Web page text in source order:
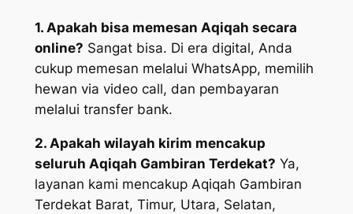
1. Apakah bisa memesan Aqiqah secara
online? Sangat bisa. Di era digital, Anda
cukup memesan melalui WhatsApp, memilih
hewan via video call, dan pembayaran
melalui transfer bank.
2. Apakah wilayah kirim mencakup
seluruh Aqiqah Gambiran Terdekat? Ya,
layanan kami mencakup Aqiqah Gambiran
Terdekat Barat, Timur, Utara, Selatan,